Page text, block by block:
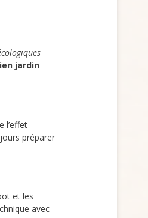
jardin
l’effet
préparer
et les
avec